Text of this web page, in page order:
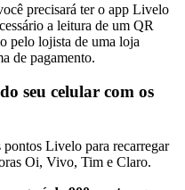
precisará ter o app Livelo
a leitura de um QR
pelo lojista de uma loja
de pagamento.
seu celular com os
Livelo para recarregar
Oi, Vivo, Tim e Claro.